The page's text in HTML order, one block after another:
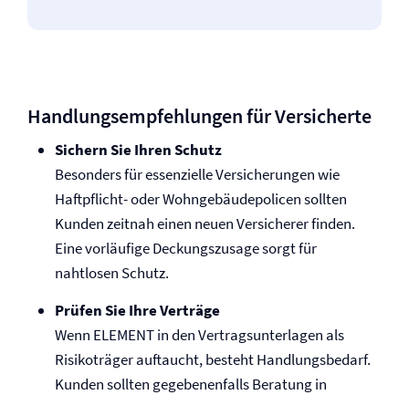
Handlungsempfehlungen für Versicherte
Sichern Sie Ihren Schutz
Besonders für essenzielle Versicherungen wie
Haftpflicht- oder Wohngebäudepolicen sollten
Kunden zeitnah einen neuen Versicherer finden.
Eine vorläufige Deckungszusage sorgt für
nahtlosen Schutz.
Prüfen Sie Ihre Verträge
Wenn ELEMENT in den Vertragsunterlagen als
Risikoträger auftaucht, besteht Handlungsbedarf.
Kunden sollten gegebenenfalls Beratung in